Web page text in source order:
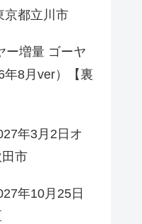
京都立川市
ー増量 ゴーヤ
年8月ver）【裏
年3月2日オ
市
年10月25日